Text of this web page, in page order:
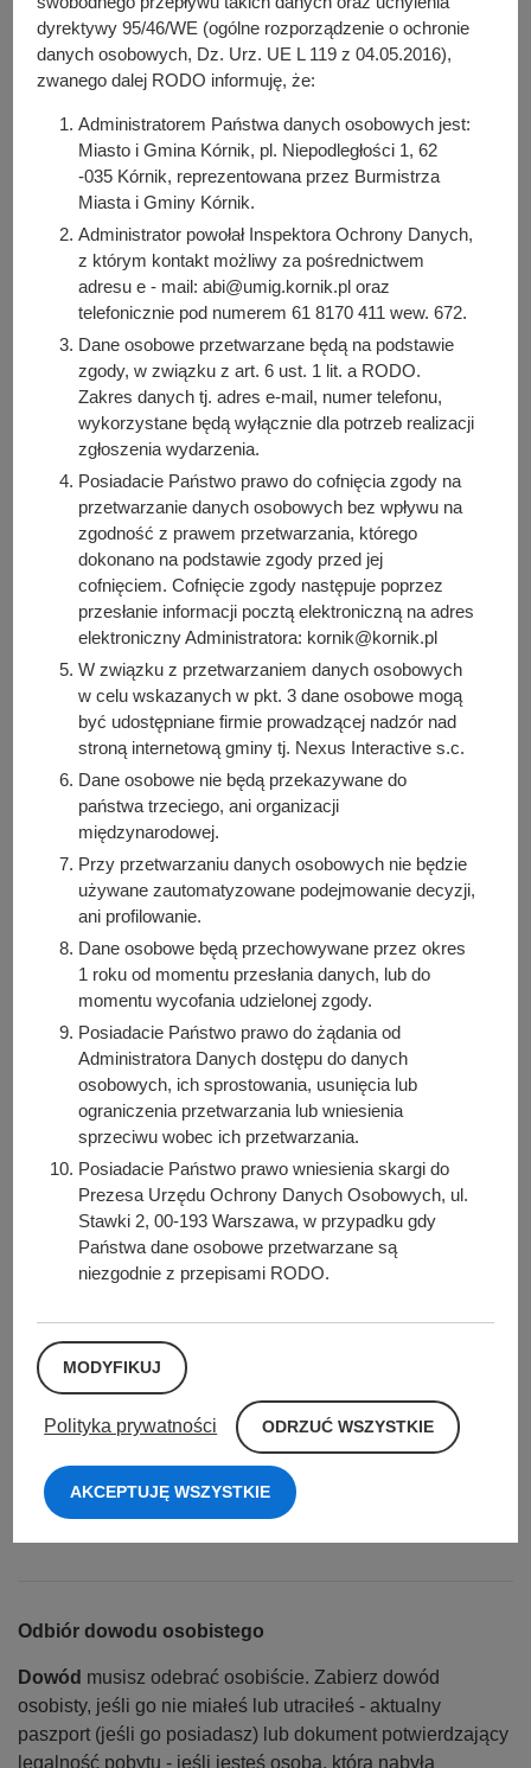
Tożsamości nie możesz potwierdzić mDowodem z
aplikacji mObywatel
dokument podróży lub inny dokument stwierdzający
obywatelstwo.
Złożenie wniosku o wydanie nowego dowodu osobistego i
unieważnienie poprzedniego dowodu z powodu
uzasadnionego podejrzenia kradzieży tożsamości
następuje tylko gdy wnioskodawca zgłosi ten fakt na
właściwym formularzu i uprawdopodobnić zgłoszenie.
Miejsce załatwienia sprawy
Urząd Miasta i Gminy Kórnik, Plac Niepodległości 1, 62-
+48 61 81 70 411 wew. 660 lub wew. 730
wcześniejszym umówieniu wizyty na stronie internetowej:
www.kornik.ustaltermin.pl
Godziny załatwienia sprawy
Wydział Spraw Obywatelskich informuje, że wydawanie
dowodów osobistych, składanie wniosków o wydanie
dowodu osobistego jak i sprawy dotyczące zameldowania
jest możliwe: w poniedziałki 8:30-16:30 od wtorku do
piątku 8:00-15:00.
Dowód osobisty jest bezpłatny.
Termin i sposób załatwienia
Wniosek o wydanie dowodu osobistego składa się:
Co najmniej 30 dni przed upływem terminu ważności
dowodu osobistego, niezwłocznie
w przypadku:
zmiany Twoich danych zawartych w dowodzie
osobistym (na przykład zmiany nazwiska), utraty lub
jeśli nastąpiła taka zmiana Twojego wyglądu, która
utrudnia rozpoznanie Cię.
Jeżeli zmiana Twojego adresu zameldowania nastąpiła po
1 marca 2015 r. nie ma podstaw do jego wymiany. Na
dowód czekasz maksymalnie 30 dni od dnia złożenia
wniosku. Termin ten może się wydłużyć w szczególnych
Odbiór dowodu osobistego
Dowód musisz odebrać osobiście. Zabierz dowód
osobisty, jeśli go nie miałeś lub utraciłeś - aktualny
paszport (jeśli go posiadasz) lub dokument potwierdzający
legalność pobytu - jeśli jesteś osobą, która nabyła
dyrektywy 95/46/WE (ogólne rozporządzenie o ochronie
danych osobowych, Dz. Urz. UE L 119 z 04.05.2016),
zwanego dalej RODO informuję, że:
Administratorem Państwa danych osobowych jest:
Miasto i Gmina Kórnik, pl. Niepodległości 1, 62
-035 Kórnik, reprezentowana przez Burmistrza
Miasta i Gminy Kórnik.
Administrator powołał Inspektora Ochrony Danych,
z którym kontakt możliwy za pośrednictwem
adresu e - mail: abi@umig.kornik.pl oraz
telefonicznie pod numerem 61 8170 411 wew. 672.
Dane osobowe przetwarzane będą na podstawie
zgody, w związku z art. 6 ust. 1 lit. a RODO.
Zakres danych tj. adres e-mail, numer telefonu,
wykorzystane będą wyłącznie dla potrzeb realizacji
zgłoszenia wydarzenia.
Posiadacie Państwo prawo do cofnięcia zgody na
przetwarzanie danych osobowych bez wpływu na
zgodność z prawem przetwarzania, którego
dokonano na podstawie zgody przed jej
cofnięciem. Cofnięcie zgody następuje poprzez
przesłanie informacji pocztą elektroniczną na adres
elektroniczny Administratora: kornik@kornik.pl
W związku z przetwarzaniem danych osobowych
w celu wskazanych w pkt. 3 dane osobowe mogą
być udostępniane firmie prowadzącej nadzór nad
stroną internetową gminy tj. Nexus Interactive s.c.
Dane osobowe nie będą przekazywane do
państwa trzeciego, ani organizacji
międzynarodowej.
Przy przetwarzaniu danych osobowych nie będzie
używane zautomatyzowane podejmowanie decyzji,
ani profilowanie.
Dane osobowe będą przechowywane przez okres
1 roku od momentu przesłania danych, lub do
momentu wycofania udzielonej zgody.
Posiadacie Państwo prawo do żądania od
Administratora Danych dostępu do danych
osobowych, ich sprostowania, usunięcia lub
ograniczenia przetwarzania lub wniesienia
sprzeciwu wobec ich przetwarzania.
Posiadacie Państwo prawo wniesienia skargi do
Prezesa Urzędu Ochrony Danych Osobowych, ul.
Stawki 2, 00-193 Warszawa, w przypadku gdy
Państwa dane osobowe przetwarzane są
niezgodnie z przepisami RODO.
MODYFIKUJ
Polityka prywatności ODRZUĆ WSZYSTKIE
AKCEPTUJĘ WSZYSTKIE